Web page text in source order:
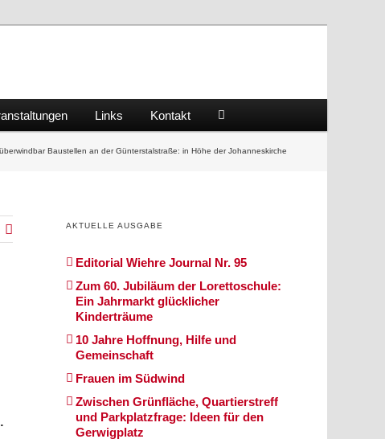
Links Kontakt
Baustellen an der Günterstalstraße: in Höhe der Johanneskirche
AKTUELLE AUSGABE
Editorial Wiehre Journal Nr. 95
Zum 60. Jubiläum der Lorettoschule:
Ein Jahrmarkt glücklicher
Kinderträume
10 Jahre Hoffnung, Hilfe und
Gemeinschaft
Frauen im Südwind
Zwischen Grünfläche, Quartierstreff
und Parkplatzfrage: Ideen für den
Gerwigplatz